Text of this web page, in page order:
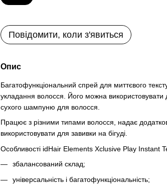
Повідомити, коли з'явиться
Опис
Багатофункціональний спрей для миттєвого
укладання волосся. Його можна використовувати
сухого шампуню для волосся.
Працює з різними типами волосся, надає
використовувати для завивки на бігуді.
Особливості idHair Elements Xclusive Play Instant
збалансований склад;
універсальність і багатофункціональність;